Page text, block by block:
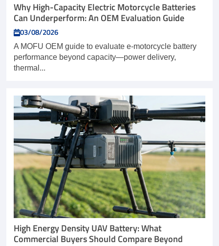
Why High-Capacity Electric Motorcycle Batteries
Can Underperform: An OEM Evaluation Guide
03/08/2026
A MOFU OEM guide to evaluate e-motorcycle battery
performance beyond capacity—power delivery,
thermal...
High Energy Density UAV Battery: What
Commercial Buyers Should Compare Beyond